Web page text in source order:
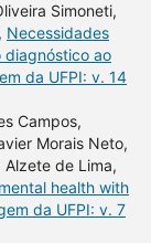
Simoneti,
Necessidades
diagnóstico ao
da UFPI: v. 14
Campos,
Morais Neto,
Alzete de Lima,
health with
da UFPI: v. 7